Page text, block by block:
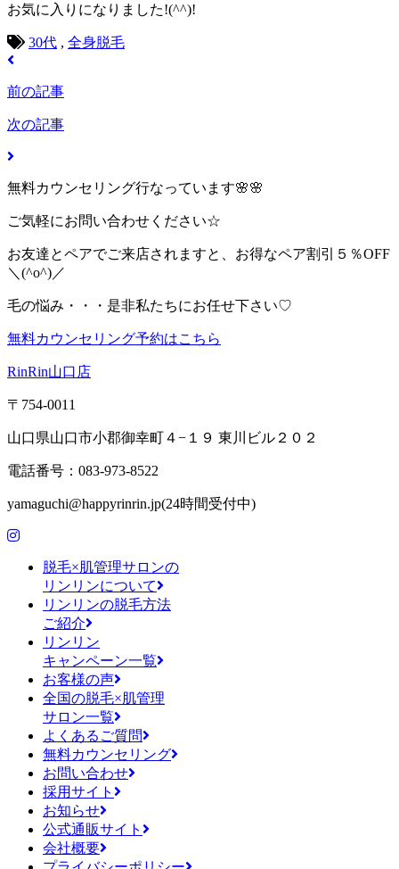
お気に入りになりました!(^^)!
30代 , 全身脱毛
前の記事
次の記事
無料カウンセリング行なっています🌸🌸
ご気軽にお問い合わせください☆
お友達とペアでご来店されますと、お得なペア割引５％OFF
＼(^o^)／
毛の悩み・・・是非私たちにお任せ下さい♡
無料カウンセリング予約はこちら
RinRin山口店
〒754-0011
山口県山口市小郡御幸町４−１９ 東川ビル２０２
電話番号：083-973-8522
yamaguchi@happyrinrin.jp(24時間受付中)
脱毛×肌管理サロンの
リンリンについて
リンリンの脱毛方法
ご紹介
リンリン
キャンペーン一覧
お客様の声
全国の脱毛×肌管理
サロン一覧
よくあるご質問
無料カウンセリング
お問い合わせ
採用サイト
お知らせ
公式通販サイト
会社概要